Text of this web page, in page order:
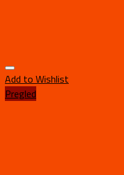
Add to Wishlist
Pregled